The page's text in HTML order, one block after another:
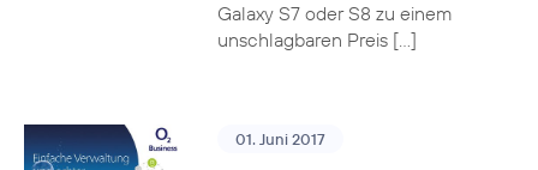
Galaxy S7 oder S8 zu einem
unschlagbaren Preis […]
01. Juni 2017